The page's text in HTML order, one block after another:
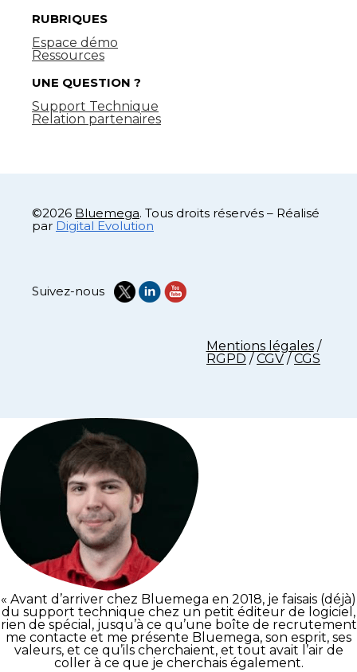
RUBRIQUES
Espace démo
Ressources
UNE QUESTION ?
Support Technique
Relation partenaires
©2026 Bluemega. Tous droits réservés – Réalisé
par Digital Evolution
Suivez-nous
Mentions légales/
RGPD /CGV /CGS
« Avant d’arriver chez Bluemega en 2018, je faisais (déjà)
du support technique chez un petit éditeur de logiciel,
rien de spécial, jusqu’à ce qu’une boîte de recrutement
me contacte et me présente Bluemega, son esprit, ses
valeurs, et ce qu’ils cherchaient, et tout avait l’air de
coller à ce que je cherchais également.